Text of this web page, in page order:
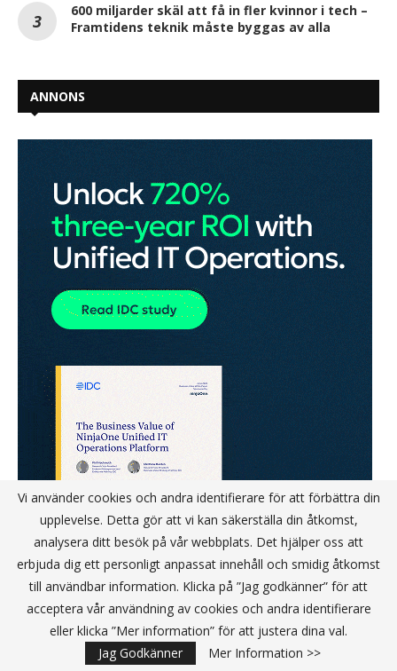
600 miljarder skäl att få in fler kvinnor i tech –
Framtidens teknik måste byggas av alla
ANNONS
Vi använder cookies och andra identifierare för att förbättra din
upplevelse. Detta gör att vi kan säkerställa din åtkomst,
analysera ditt besök på vår webbplats. Det hjälper oss att
erbjuda dig ett personligt anpassat innehåll och smidig åtkomst
till användbar information. Klicka på ”Jag godkänner” för att
acceptera vår användning av cookies och andra identifierare
eller klicka ”Mer information” för att justera dina val.
Jag Godkänner
Mer Information >>